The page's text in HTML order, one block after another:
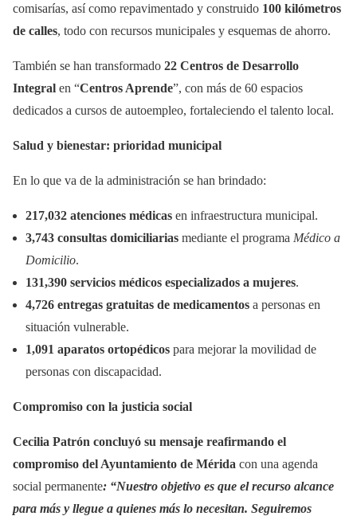
comisarías, así como repavimentado y construido 100 kilómetros
de calles, todo con recursos municipales y esquemas de ahorro.
También se han transformado 22 Centros de Desarrollo
Integral en “Centros Aprende”, con más de 60 espacios
dedicados a cursos de autoempleo, fortaleciendo el talento local.
Salud y bienestar: prioridad municipal
En lo que va de la administración se han brindado:
217,032 atenciones médicas en infraestructura municipal.
3,743 consultas domiciliarias mediante el programa Médico a
Domicilio.
131,390 servicios médicos especializados a mujeres.
4,726 entregas gratuitas de medicamentos a personas en
situación vulnerable.
1,091 aparatos ortopédicos para mejorar la movilidad de
personas con discapacidad.
Compromiso con la justicia social
Cecilia Patrón concluyó su mensaje reafirmando el
compromiso del Ayuntamiento de Mérida con una agenda
social permanente: “Nuestro objetivo es que el recurso alcance
para más y llegue a quienes más lo necesitan. Seguiremos